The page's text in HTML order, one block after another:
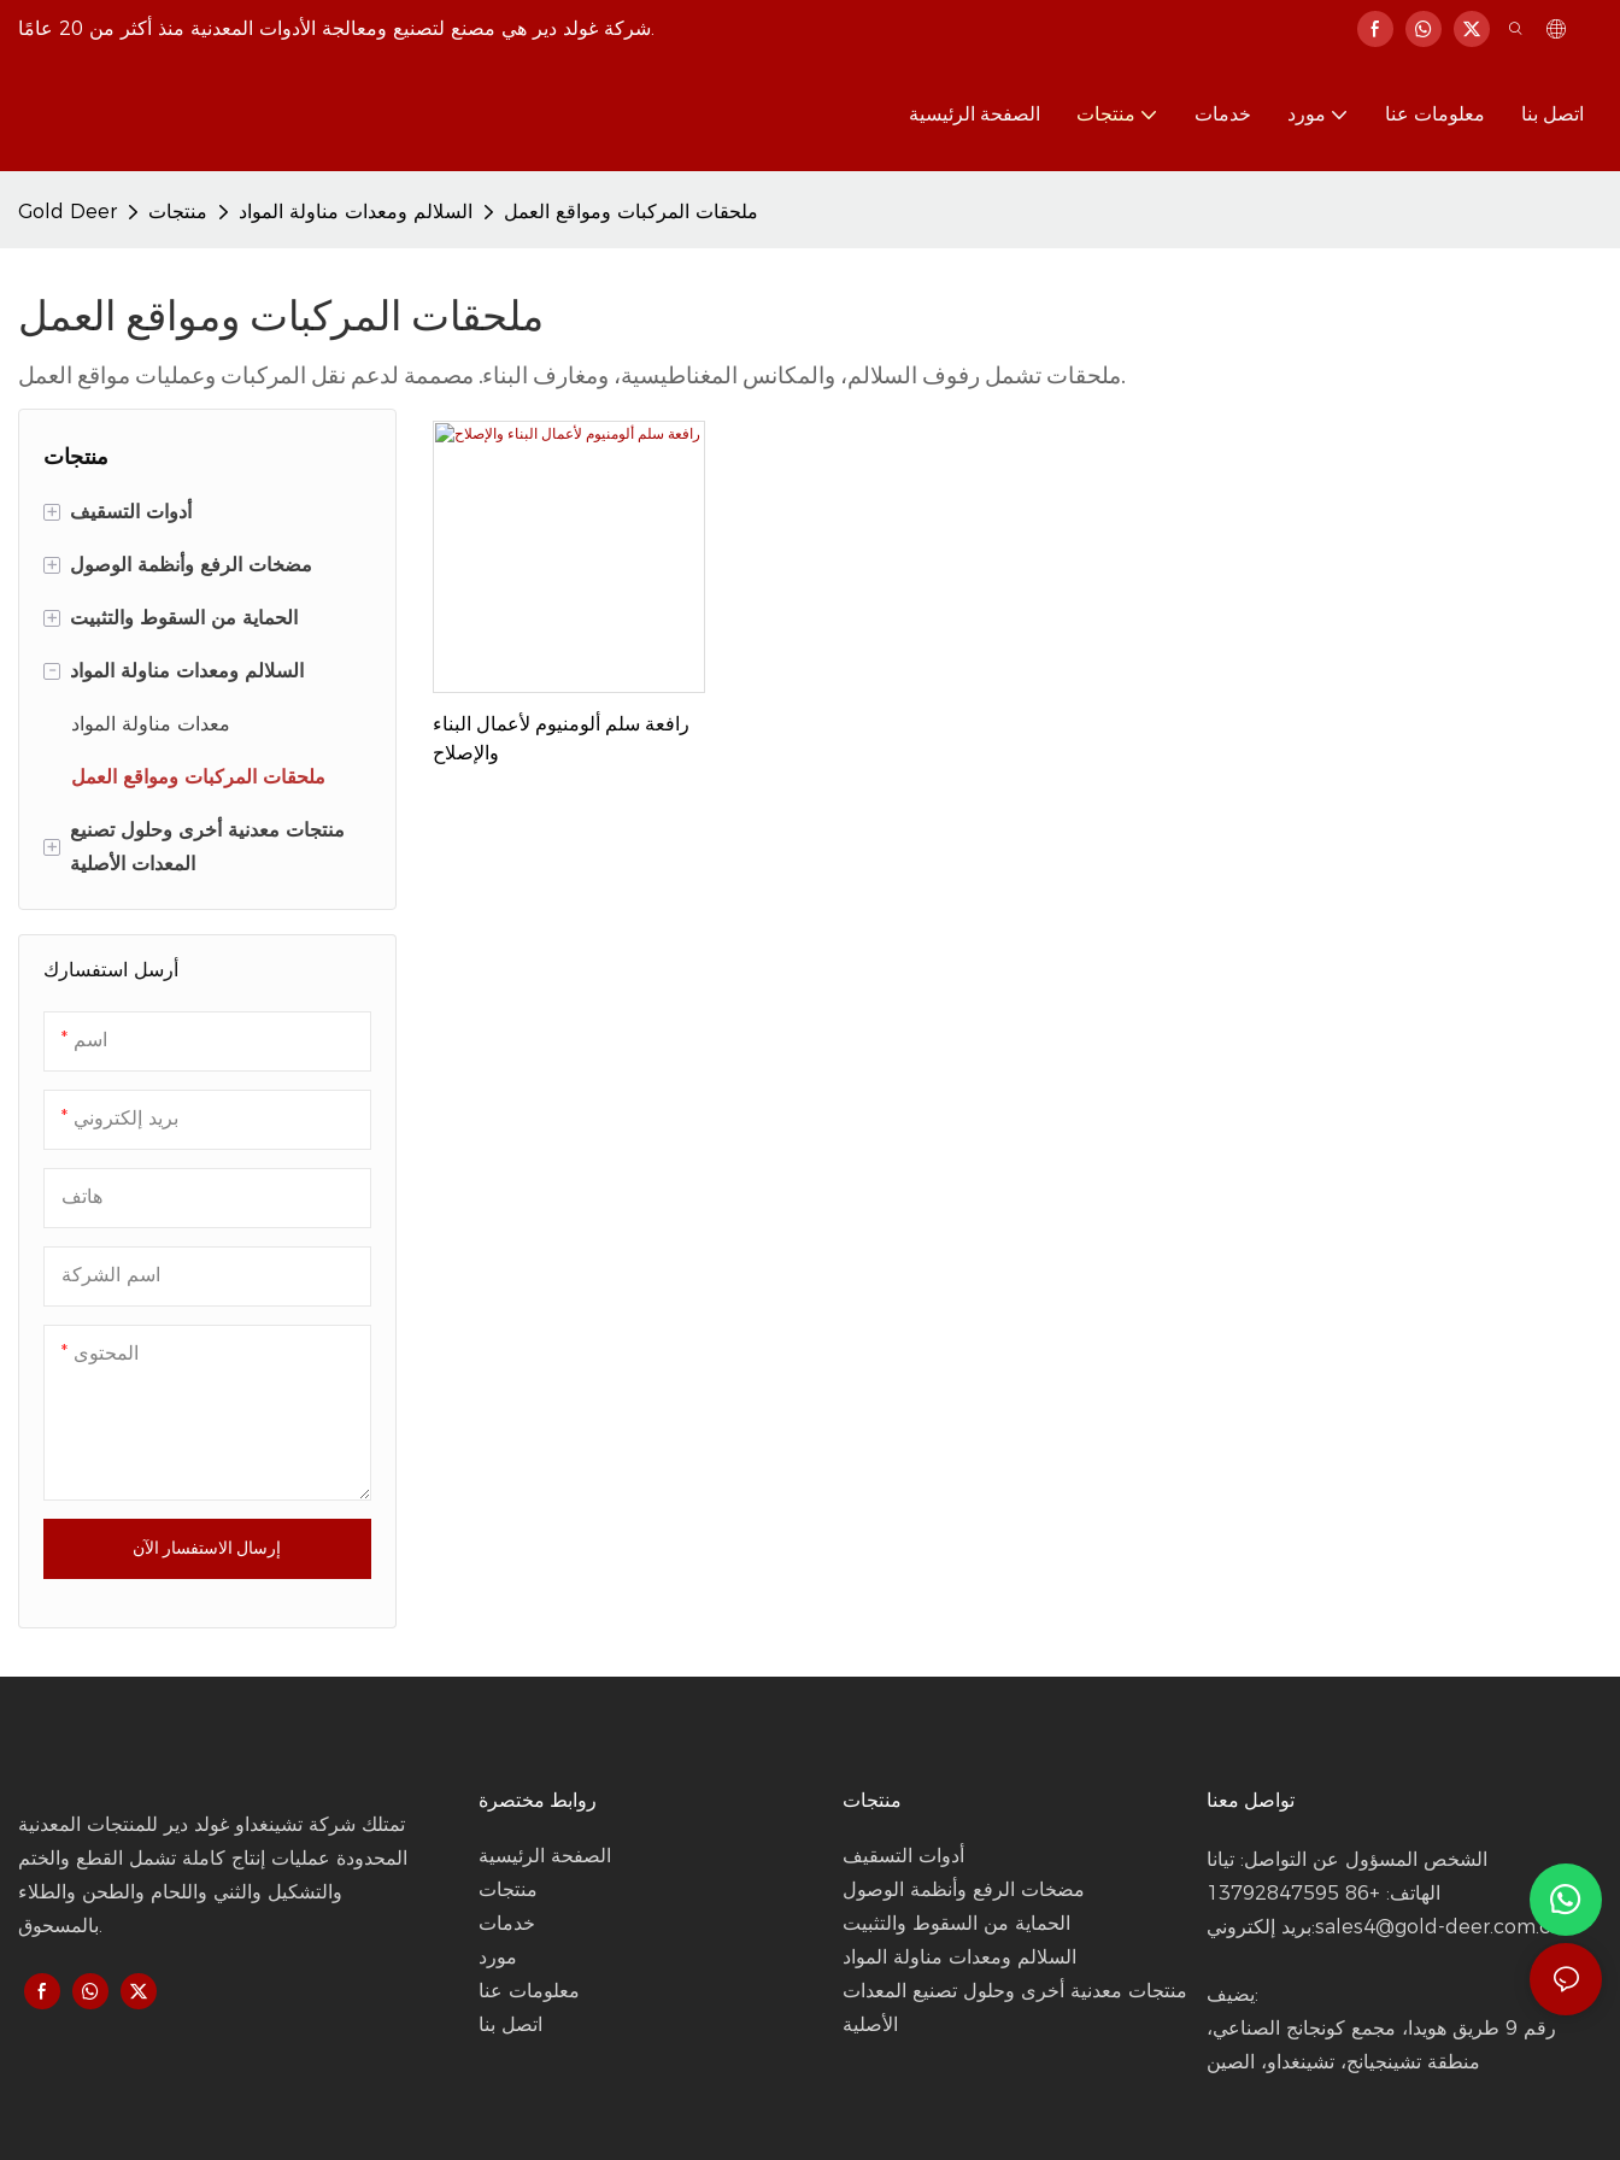
شركة غولد دير هي مصنع لتصنيع ومعالجة الأدوات المعدنية منذ أكثر من 20 عامًا.
الصفحة الرئيسية منتجات خدمات مورد معلومات عنا اتصل بنا
Gold Deer منتجات السلالم ومعدات مناولة المواد ملحقات المركبات ومواقع العمل
ملحقات المركبات ومواقع العمل
ملحقات تشمل رفوف السلالم، والمكانس المغناطيسية، ومغارف البناء. مصممة لدعم نقل المركبات وعمليات مواقع العمل.
منتجات
+ أدوات التسقيف
مزيل القرميد وكاشطات الأسقف
دعامات ومثبتات السقف
بكرات اللحام
أدوات يدوية للأسقف
المكانس المغناطيسية
+ مضخات الرفع وأنظمة الوصول
أنظمة مضخات الرفع
مكونات وأقواس مضخة الزيت
ملحقات الوصول إلى السلالم
+ الحماية من السقوط والتثبيت
أنظمة التثبيت
أدوات تثبيت الأعمدة وقضبان
- السلالم ومعدات مناولة المواد
معدات مناولة المواد
ملحقات المركبات ومواقع العمل
+
منتجات معدنية أخرى وحلول تصنيع
المعدات الأصلية
ملحقات المركبات الترفيهية
أثاث معدني
تصنيع المعادن حسب الطلب
أرسل استفسارك
اسم
بريد إلكتروني
هاتف
اسم الشركة
المحتوى
إرسال الاستفسار الآن
رافعة سلم ألومنيوم لأعمال البناء
والإصلاح
تمتلك شركة تشينغداو غولد دير للمنتجات المعدنية
المحدودة عمليات إنتاج كاملة تشمل القطع والختم
والتشكيل والثني واللحام والطحن والطلاء
روابط مختصرة
الصفحة الرئيسية
منتجات
خدمات
مورد
معلومات عنا
اتصل بنا
منتجات
أدوات التسقيف
مضخات الرفع وأنظمة الوصول
الحماية من السقوط والتثبيت
السلالم ومعدات مناولة المواد
منتجات معدنية أخرى وحلول تصنيع المعدات
الأصلية
تواصل معنا
الشخص المسؤول عن التواصل: تيانا
الهاتف: +86 13792847595
بريد إلكتروني:sales4@gold-deer.com.cn
يضيف:
رقم 9 طريق هويدا، مجمع كونجانج الصناعي،
منطقة تشينجيانج، تشينغداو، الصين